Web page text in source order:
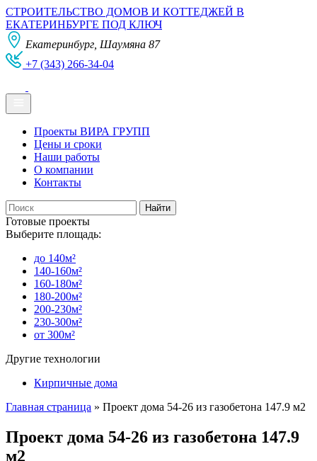
СТРОИТЕЛЬСТВО ДОМОВ И КОТТЕДЖЕЙ В
ЕКАТЕРИНБУРГЕ ПОД КЛЮЧ
Екатеринбург, Шаумяна 87
+7 (343) 266-34-04
Проекты ВИРА ГРУПП
Цены и сроки
Наши работы
О компании
Контакты
Готовые проекты
Выберите площадь:
до 140м²
140-160м²
160-180м²
180-200м²
200-230м²
230-300м²
от 300м²
Другие технологии
Кирпичные дома
Главная страница » Проект дома 54-26 из газобетона 147.9 м2
Проект дома 54-26 из газобетона 147.9
м2